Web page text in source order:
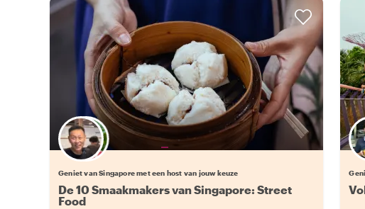
Kies jouw favoriete local
Geniet van Singapore met een host van jouw keuze
De 10 Smaakmakers van Singapore: Street
Food